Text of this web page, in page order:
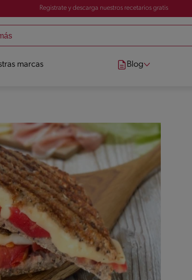
Registrate y descarga nuestros recetarios gratis
marcas Blog